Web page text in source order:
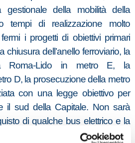
gestionale della mobilità della
tempi di realizzazione molto
i progetti di obiettivi primari
chiusura dell’anello ferroviario, la
Roma-Lido in metro E, la
D, la prosecuzione della metro
con una legge obiettivo per
il sud della Capitale. Non sarà
di qualche bus elettrico e la
con i fondi del PNRR, per